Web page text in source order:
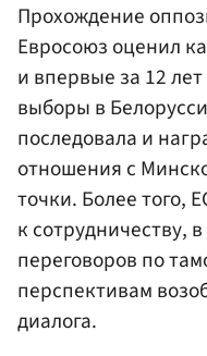
Прохождение
Евросоюз оценил
и впервые за 12
выборы в
последовала и
отношения с
точки. Более того,
к сотрудничеству,
переговоров по
перспективам
диалога.